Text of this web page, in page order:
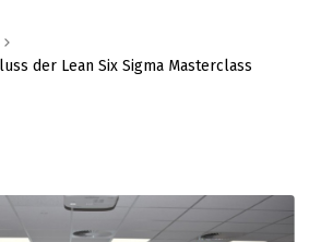
der Lean Six Sigma Masterclass